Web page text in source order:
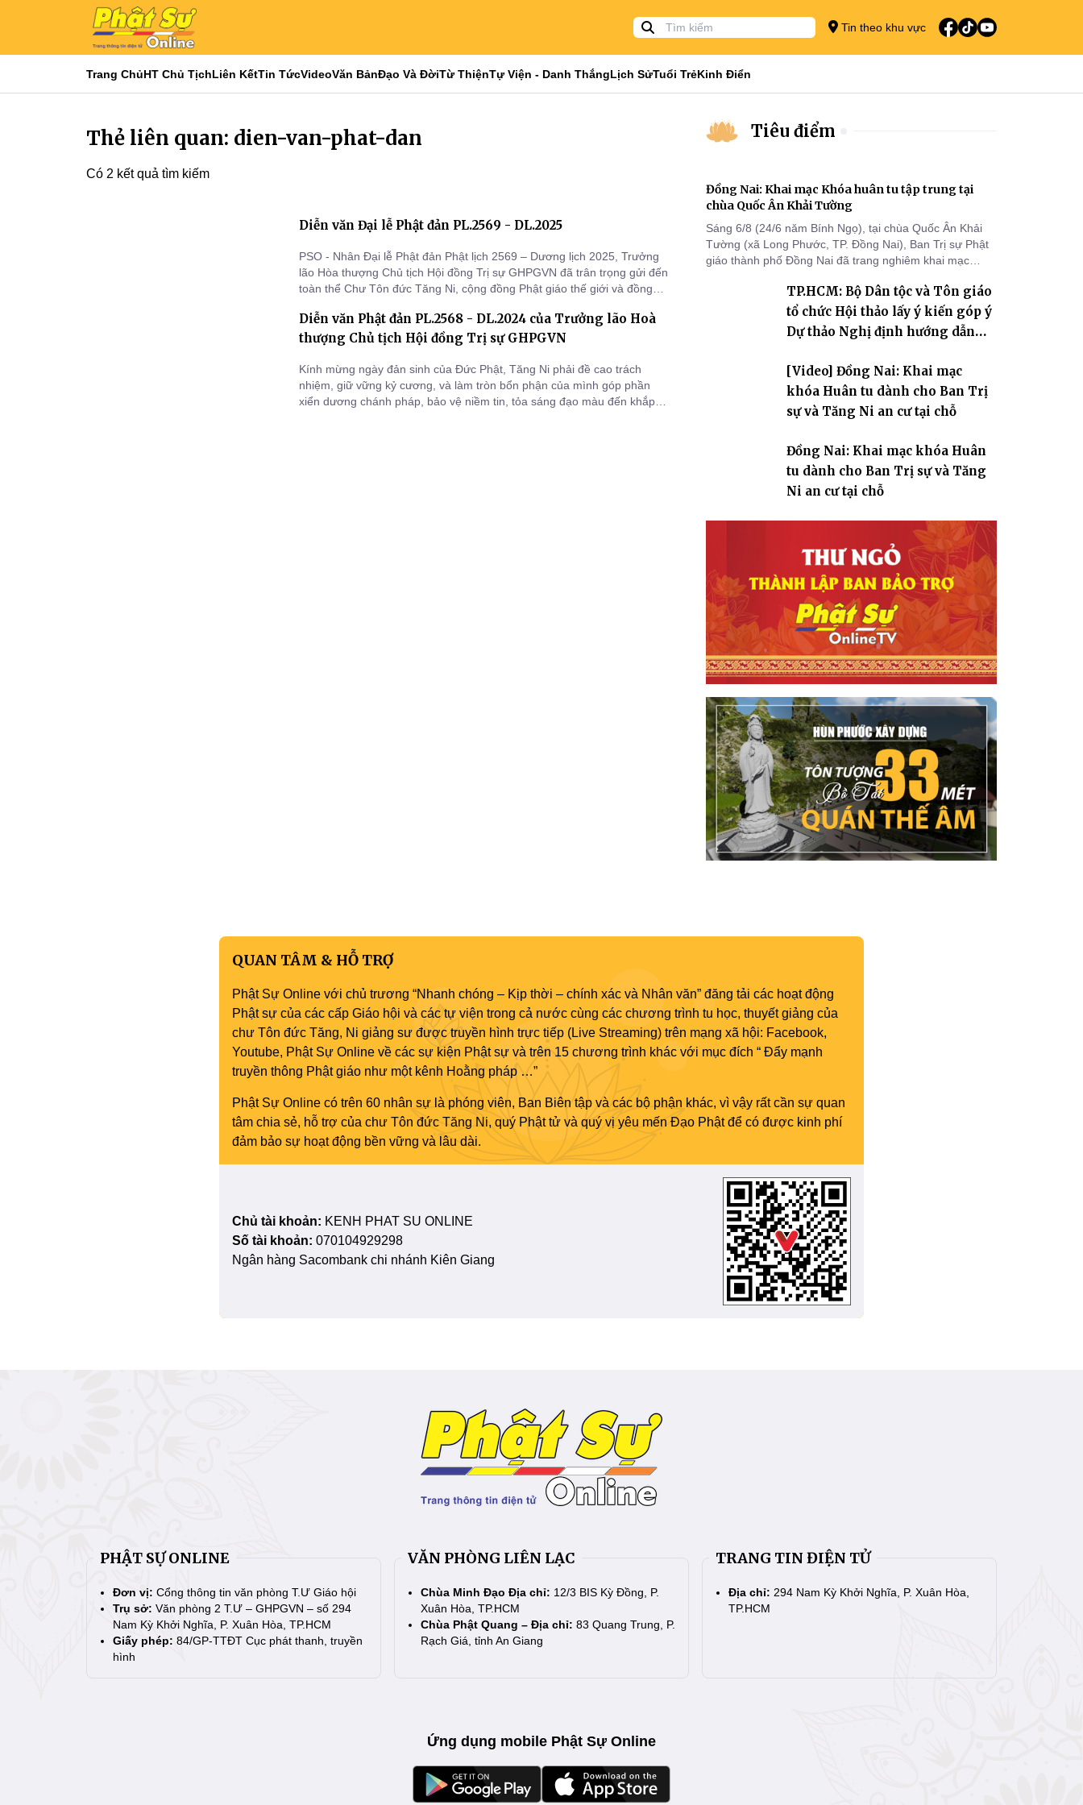
Tin theo khu vực
Trang ChủHT Chủ TịchLiên KếtTin TứcVideoVăn BảnĐạo Và ĐờiTừ ThiệnTự Viện - Danh ThắngLịch SửTuổi TrẻKinh Điển
Thẻ liên quan: dien-van-phat-dan
Có 2 kết quả tìm kiếm
Diễn văn Đại lễ Phật đản PL.2569 - DL.2025
PSO - Nhân Đại lễ Phật đản Phật lịch 2569 – Dương lịch 2025, Trưởng
lão Hòa thượng Chủ tịch Hội đồng Trị sự GHPGVN đã trân trọng gửi đến
toàn thể Chư Tôn đức Tăng Ni, cộng đồng Phật giáo thế giới và đồng
đản PL.2569 - DL.2025.
Diễn văn Phật đản PL.2568 - DL.2024 của Trưởng lão Hoà
thượng Chủ tịch Hội đồng Trị sự GHPGVN
Kính mừng ngày đản sinh của Đức Phật, Tăng Ni phải đề cao trách
nhiệm, giữ vững kỷ cương, và làm tròn bổn phận của mình góp phần
xiển dương chánh pháp, bảo vệ niềm tin, tỏa sáng đạo màu đến khắp
Tiêu điểm
Đồng Nai: Khai mạc Khóa huân tu tập trung tại
chùa Quốc Ân Khải Tường
Sáng 6/8 (24/6 năm Bính Ngọ), tại chùa Quốc Ân Khải
Tường (xã Long Phước, TP. Đồng Nai), Ban Trị sự Phật
giáo thành phố Đồng Nai đã trang nghiêm khai mạc
2570 dành cho chư Tăng hành giả an cư tại chỗ khu vực
VII, VIII và trường hạ chùa Quốc Ân Khải Tường.
TP.HCM: Bộ Dân tộc và Tôn giáo
tổ chức Hội thảo lấy ý kiến góp ý
Dự thảo Nghị định hướng dẫn
giáo
[Video] Đồng Nai: Khai mạc
khóa Huân tu dành cho Ban Trị
sự và Tăng Ni an cư tại chỗ
Đồng Nai: Khai mạc khóa Huân
tu dành cho Ban Trị sự và Tăng
Ni an cư tại chỗ
QUAN TÂM & HỖ TRỢ
Phật Sự Online với chủ trương “Nhanh chóng – Kịp thời – chính xác và Nhân văn” đăng tải các hoạt động
Phật sự của các cấp Giáo hội và các tự viện trong cả nước cùng các chương trình tu học, thuyết giảng của
chư Tôn đức Tăng, Ni giảng sư được truyền hình trực tiếp (Live Streaming) trên mạng xã hội: Facebook,
Youtube, Phật Sự Online về các sự kiện Phật sự và trên 15 chương trình khác với mục đích “ Đẩy mạnh
truyền thông Phật giáo như một kênh Hoằng pháp …”
Phật Sự Online có trên 60 nhân sự là phóng viên, Ban Biên tập và các bộ phận khác, vì vậy rất cần sự quan
tâm chia sẻ, hỗ trợ của chư Tôn đức Tăng Ni, quý Phật tử và quý vị yêu mến Đạo Phật để có được kinh phí
đảm bảo sự hoạt động bền vững và lâu dài.
Chủ tài khoản: KENH PHAT SU ONLINE
Số tài khoản: 070104929298
Ngân hàng Sacombank chi nhánh Kiên Giang
PHẬT SỰ ONLINE
Đơn vị: Cổng thông tin văn phòng T.Ư Giáo hội
Trụ sở: Văn phòng 2 T.Ư – GHPGVN – số 294
Nam Kỳ Khởi Nghĩa, P. Xuân Hòa, TP.HCM
Giấy phép: 84/GP-TTĐT Cục phát thanh, truyền
hình
VĂN PHÒNG LIÊN LẠC
Chùa Minh Đạo Địa chỉ: 12/3 BIS Kỳ Đồng, P.
Xuân Hòa, TP.HCM
Chùa Phật Quang – Địa chỉ: 83 Quang Trung, P.
Rạch Giá, tỉnh An Giang
TRANG TIN ĐIỆN TỬ
Địa chỉ: 294 Nam Kỳ Khởi Nghĩa, P. Xuân Hòa,
TP.HCM
Ứng dụng mobile Phật Sự Online